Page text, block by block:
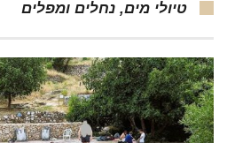
טיולי מים, נחלים ומפלים